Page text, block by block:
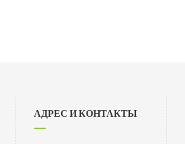
АДРЕС И КОНТАКТЫ